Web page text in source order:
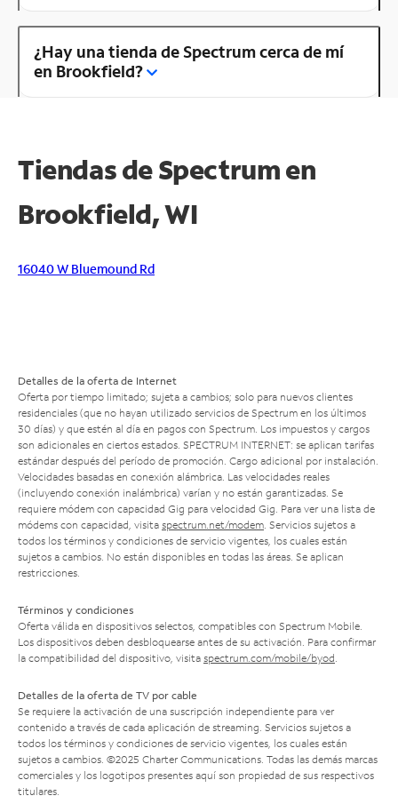
¿Hay una tienda de Spectrum cerca de mí
en Brookfield?
Tiendas de Spectrum en
Brookfield, WI
16040 W Bluemound Rd
Detalles de la oferta de Internet
Oferta por tiempo limitado; sujeta a cambios; solo para nuevos clientes
residenciales (que no hayan utilizado servicios de Spectrum en los últimos
30 días) y que estén al día en pagos con Spectrum. Los impuestos y cargos
son adicionales en ciertos estados. SPECTRUM INTERNET: se aplican tarifas
estándar después del período de promoción. Cargo adicional por instalación.
Velocidades basadas en conexión alámbrica. Las velocidades reales
(incluyendo conexión inalámbrica) varían y no están garantizadas. Se
requiere módem con capacidad Gig para velocidad Gig. Para ver una lista de
módems con capacidad, visita spectrum.net/modem . Servicios sujetos a
todos los términos y condiciones de servicio vigentes, los cuales están
sujetos a cambios. No están disponibles en todas las áreas. Se aplican
restricciones.
Términos y condiciones
Oferta válida en dispositivos selectos, compatibles con Spectrum Mobile.
Los dispositivos deben desbloquearse antes de su activación. Para confirmar
la compatibilidad del dispositivo, visita spectrum.com/mobile/byod
Detalles de la oferta de TV por cable
Se requiere la activación de una suscripción independiente para ver
contenido a través de cada aplicación de streaming. Servicios sujetos a
todos los términos y condiciones de servicio vigentes, los cuales están
sujetos a cambios. ©2025 Charter Communications. Todas las demás marcas
comerciales y los logotipos presentes aquí son propiedad de sus respectivos
titulares.